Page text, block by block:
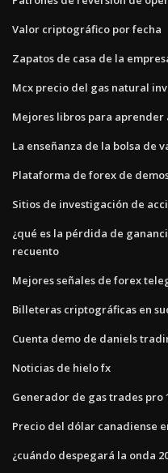
Valor criptográfico por fecha
Zapatos de casa de la
Mcx precio del gas natural
Mejores libros para aprender
La enseñanza de la bolsa de
Plataforma de forex de
Sitios de investigación de
¿qué es la pérdida de
recuento
Mejores señales de forex
Billeteras criptográficas en
Cuenta demo de daniels
Noticias de hielo fx
Generador de gas trades pro
Precio del dólar canadiense
¿cuándo despegará la onda